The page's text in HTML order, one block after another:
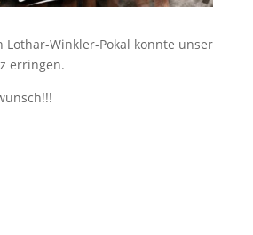
Lothar-Winkler-Pokal konnte unser
erringen.